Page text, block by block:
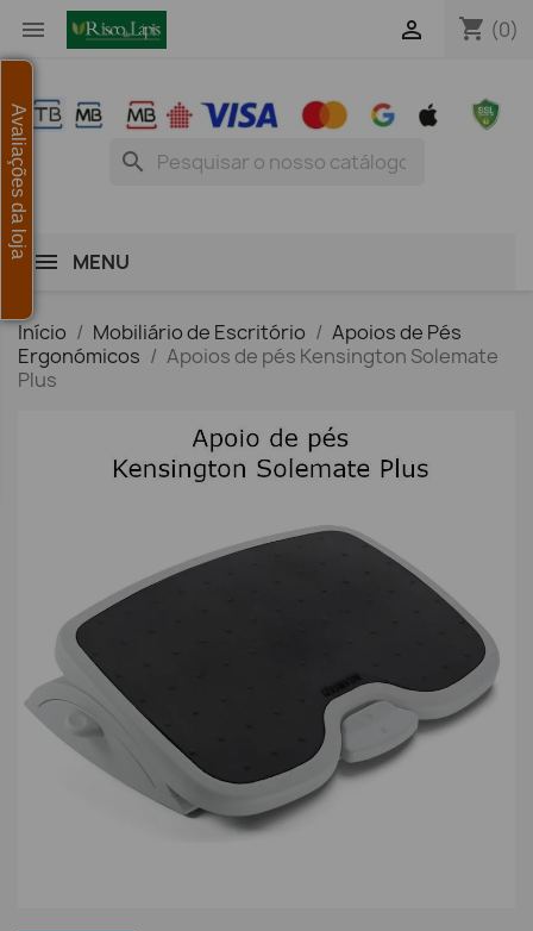
 shopping_cart (0)

search
MENU
Início Mobiliário de Escritório
Apoios de Pés
Ergonómicos
Apoios de pés Kensington Solemate
Plus
Avaliações da loja